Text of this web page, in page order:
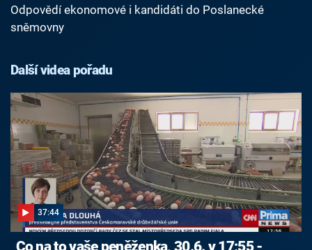
Odpovědí ekonomové i kandidáti do Poslanecké
sněmovny
Další videa pořadu
37:44